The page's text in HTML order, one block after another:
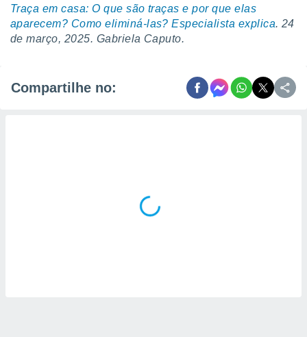
Traça em casa: O que são traças e por que elas
aparecem? Como eliminá-las? Especialista explica. 24
de março, 2025. Gabriela Caputo.
Compartilhe no: